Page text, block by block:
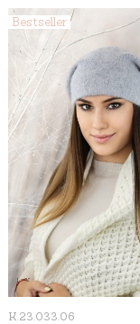
Bestseller
Kod produktu
K.23.033.06